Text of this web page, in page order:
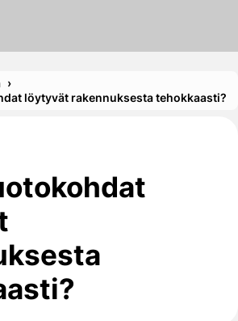
löytyvät rakennuksesta tehokkaasti?